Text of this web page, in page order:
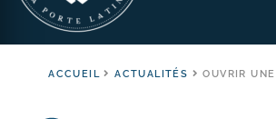
ACCUEIL ACTUALITÉS OUVRIR